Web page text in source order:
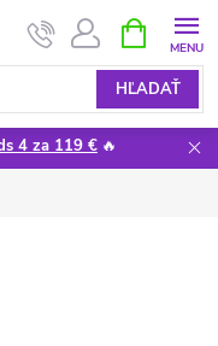
HĽADAŤ
KOŠÍK
4 za 119 € 🔥